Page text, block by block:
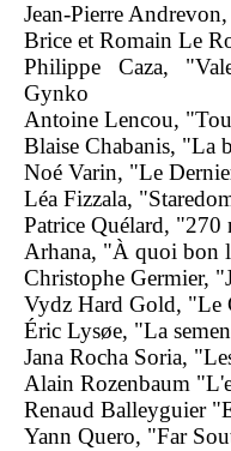
Jean-Pierre
Brice et Romain Le
Philippe Caza,
Gynko
Antoine Lencou,
Blaise Chabanis, "La
Noé Varin, "Le
Léa Fizzala,
Patrice Quélard, "270
Arhana, "À quoi bon
Christophe Germier,
Vydz Hard Gold, "Le
Éric Lysøe, "La
Jana Rocha Soria,
Alain Rozenbaum
Renaud Balleyguier
Yann Quero, "Far